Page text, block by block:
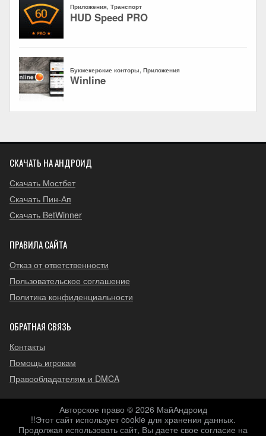
СКАЧАТЬ НА АНДРОИД
Скачать Мостбет
Скачать Пин-Ап
Скачать BetWinner
ПРАВИЛА САЙТА
Отказ от ответственности
Пользовательское соглашение
Политика конфиденциальности
ОБРАТНАЯ СВЯЗЬ
Контакты
Помощь игрокам
Правообладателям и DMCA
Авторское право © 2026 МайАндроид
!!Этот сайт использует cookie для хранения данных.
Продолжая использовать сайт, Вы даете свое согласие на